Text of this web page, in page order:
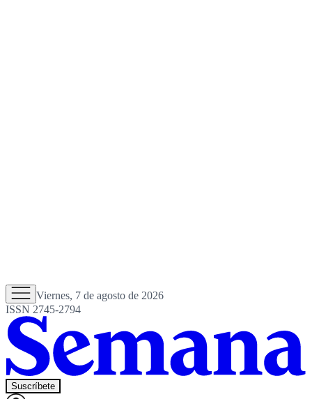
Viernes, 7 de agosto de 2026
ISSN 2745-2794
Suscríbete